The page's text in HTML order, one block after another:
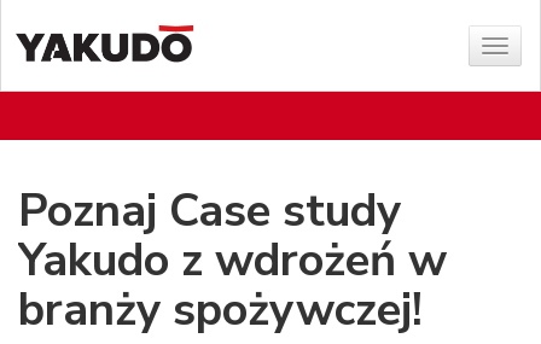
Show
menu
Poznaj Case study
Yakudo z wdrożeń w
branży spożywczej!